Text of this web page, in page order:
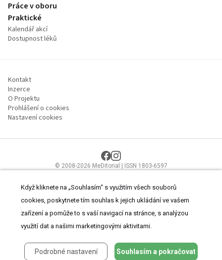
Práce v oboru
Praktické
Kalendář akcí
Dostupnost léků
Kontakt
Inzerce
O Projektu
Prohlášení o cookies
Nastavení cookies
© 2008-2026 MeDitorial | ISSN 1803-6597
zdravotnictví.Čtěte prohlášeníaZásady zpracování osobních údajů
Když kliknete na „Souhlasím“ s využitím všech souborů
cookies, poskytnete tím souhlas k jejich ukládání ve vašem
zařízení a pomůže to s vaší navigací na stránce, s analýzou
využití dat a našimi marketingovými aktivitami.
Podrobné nastavení Souhlasím a pokračovat